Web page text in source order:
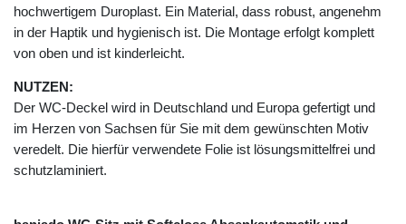
hochwertigem Duroplast. Ein Material, dass robust, angenehm
in der Haptik und hygienisch ist. Die Montage erfolgt komplett
von oben und ist kinderleicht.
NUTZEN:
Der WC-Deckel wird in Deutschland und Europa gefertigt und
im Herzen von Sachsen für Sie mit dem gewünschten Motiv
veredelt. Die hierfür verwendete Folie ist lösungsmittelfrei und
schutzlaminiert.